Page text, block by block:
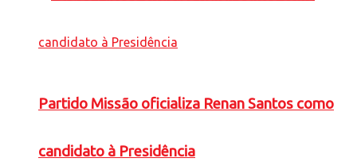
Partido Missão oficializa Renan Santos como
candidato à Presidência